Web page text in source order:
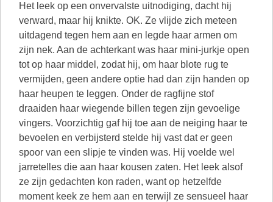
Het leek op een onvervalste uitnodiging, dacht hij
verward, maar hij knikte. OK. Ze vlijde zich meteen
uitdagend tegen hem aan en legde haar armen om
zijn nek. Aan de achterkant was haar mini-jurkje open
tot op haar middel, zodat hij, om haar blote rug te
vermijden, geen andere optie had dan zijn handen op
haar heupen te leggen. Onder de ragfijne stof
draaiden haar wiegende billen tegen zijn gevoelige
vingers. Voorzichtig gaf hij toe aan de neiging haar te
bevoelen en verbijsterd stelde hij vast dat er geen
spoor van een slipje te vinden was. Hij voelde wel
jarretelles die aan haar kousen zaten. Het leek alsof
ze zijn gedachten kon raden, want op hetzelfde
moment keek ze hem aan en terwijl ze sensueel haar